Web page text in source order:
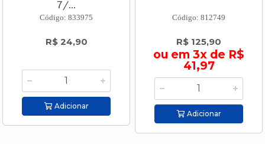
7/...
Código: 833975
R$ 24,90
Adicionar
Código: 812749
R$ 125,90
ou em 3x de R$
41,97
Adicionar